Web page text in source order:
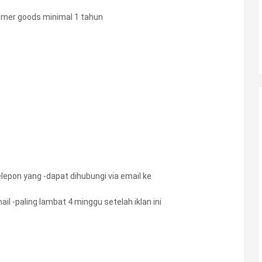
goods minimal 1 tahun
yang -dapat dihubungi via email ke
-paling lambat 4 minggu setelah iklan ini